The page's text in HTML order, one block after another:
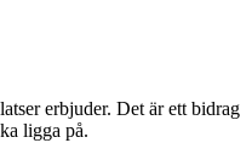
erbjuder. Det är ett bidrag
ligga på.